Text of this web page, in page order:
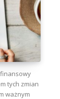
tych zmian
ważnym